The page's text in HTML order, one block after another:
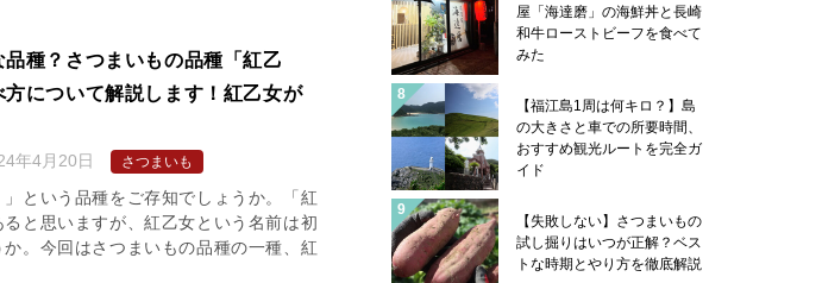
種？さつまいもの品種「紅乙
について解説します！紅乙女が
年4月20日 さつまいも
という品種をご存知でしょうか。「紅
と思いますが、紅乙女という名前は初
。今回はさつまいもの品種の一種、紅
屋「海達磨」の海鮮丼と長崎
和牛ローストビーフを食べて
みた
【福江島1周は何キロ？】島
の大きさと車での所要時間、
おすすめ観光ルートを完全ガ
イド
【失敗しない】さつまいもの
試し掘りはいつが正解？ベス
トな時期とやり方を徹底解説